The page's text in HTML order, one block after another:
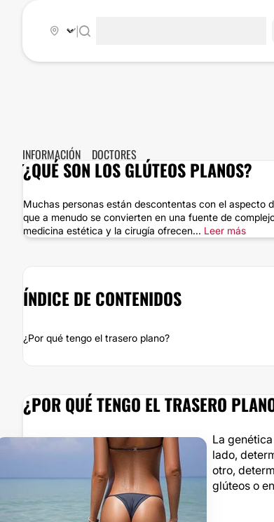
INFORMACIÓN DOCTORES
¿QUÉ SON LOS GLÚTEOS PLANOS?
Muchas personas están descontentas con el aspecto
que a menudo se convierten en una fuente de
medicina estética y la cirugía ofrecen... Leer más
ÍNDICE DE CONTENIDOS
¿Por qué tengo el trasero plano?
¿POR QUÉ TENGO EL TRASERO
La
lado,
otro,
glúteos o